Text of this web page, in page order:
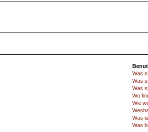
Was
Was
Was
Wo
Wie
Was
Was